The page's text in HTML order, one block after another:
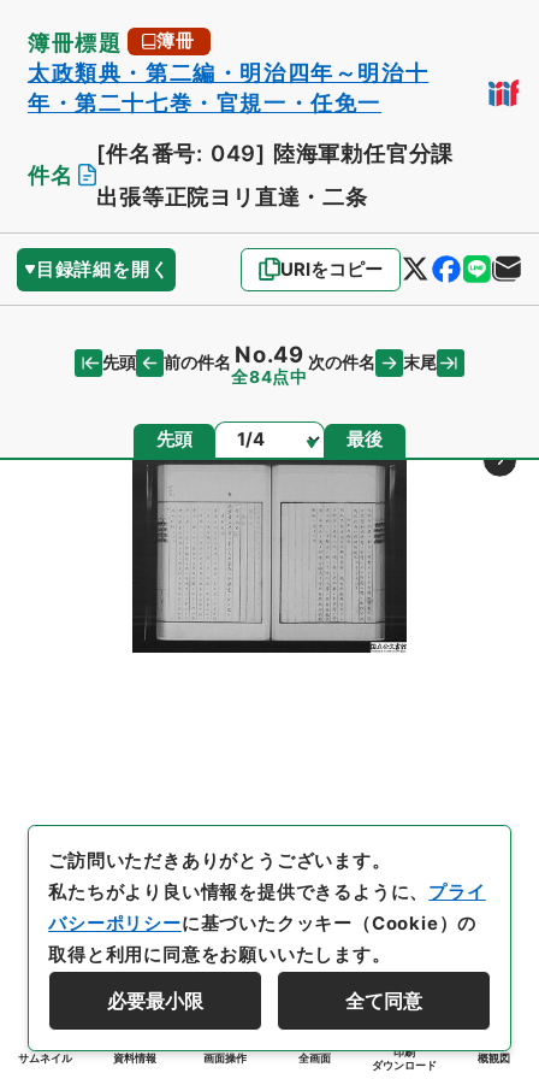
簿冊標題 簿冊
太政類典・第二編・明治四年～明治十
年・第二十七巻・官規一・任免一
件名
[件名番号: 049] 陸海軍勅任官分課
出張等正院ヨリ直達・二条
目録詳細を開く URIをコピー
先頭 前の件名 No.49
全84点中
次の件名 末尾
先頭 ページ 最後
サムネイル 資料情報 画面操作 全画面
印刷
ダウンロード
概観図
ご訪問いただきありがとうございます。
私たちがより良い情報を提供できるように、 プライ
バシーポリシーに基づいたクッキー（Cookie）の
取得と利用に同意をお願いいたします。
必要最小限 全て同意